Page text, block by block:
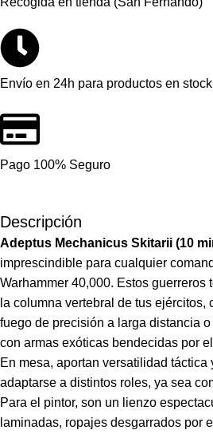
Envío en 24h para productos en stock
Pago 100% Seguro
Descripción
Adeptus Mechanicus Skitarii (10
imprescindible para cualquier
Warhammer 40,000. Estos guerreros
la columna vertebral de tus ejércitos,
fuego de precisión a larga distancia
con armas exóticas bendecidas por
En mesa, aportan versatilidad táctica
adaptarse a distintos roles, ya sea
Para el pintor, son un lienzo
laminadas, ropajes desgarrados por